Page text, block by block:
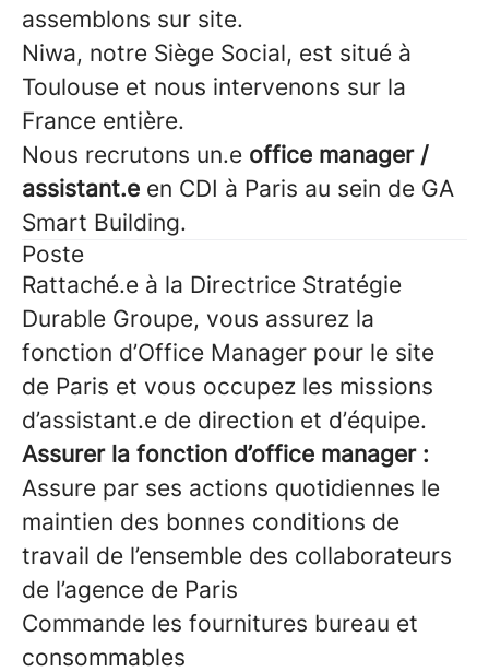
assemblons sur site.
Niwa, notre Siège Social, est situé à
Toulouse et nous intervenons sur la
France entière.
Nous recrutons un.e office manager /
assistant.e en CDI à Paris au sein de GA
Smart Building.
Poste
Rattaché.e à la Directrice Stratégie
Durable Groupe, vous assurez la
fonction d’Office Manager pour le site
de Paris et vous occupez les missions
d’assistant.e de direction et d’équipe.
Assurer la fonction d’office manager :
Assure par ses actions quotidiennes le
maintien des bonnes conditions de
travail de l’ensemble des collaborateurs
de l’agence de Paris
Commande les fournitures bureau et
consommables